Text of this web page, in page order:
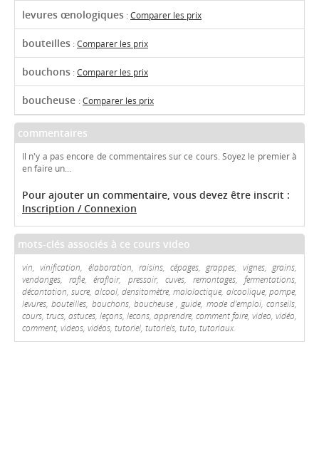
levures œnologiques :Comparer les prix
bouteilles :Comparer les prix
bouchons :Comparer les prix
boucheuse :Comparer les prix
commentaires
Il n'y a pas encore de commentaires sur ce cours. Soyez le premier à
en faire un...
Pour ajouter un commentaire, vous devez être inscrit :
Inscription / Connexion
mots-clés associés à ce cours video
vin, vinification, élaboration, raisins, cépages, grappes, vignes, grains,
vendanges, rafle, érafloir, pressoir, cuves, remontages, fermentations,
décantation, sucre, alcool, densitomètre, malolactique, alcoolique, pompe,
levures, bouteilles, bouchons, boucheuse , guide, mode d'emploi, conseils,
cours, trucs, astuces, leçons, lecons, apprendre, comment faire, video, vidéo,
comment, videos, vidéos, tutoriel, tutoriels, tuto, tutoriaux.